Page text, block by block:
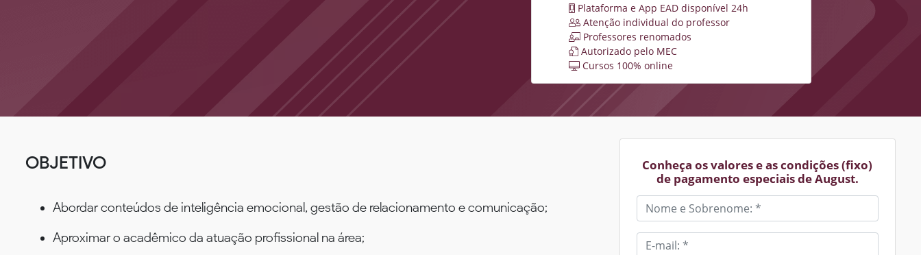
Plataforma e App EAD disponível 24h
Atenção individual do professor
Professores renomados
Autorizado pelo MEC
Cursos 100% online
OBJETIVO
Abordar conteúdos de inteligência emocional, gestão de relacionamento e comunicação;
Aproximar o acadêmico da atuação profissional na área;
Conheça os valores e as condições (fixo)
de pagamento especiais de August.